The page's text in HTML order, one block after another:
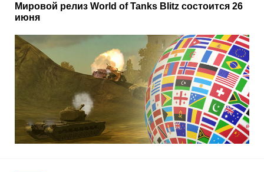
Мировой релиз World of Tanks Blitz состоится 26
июня